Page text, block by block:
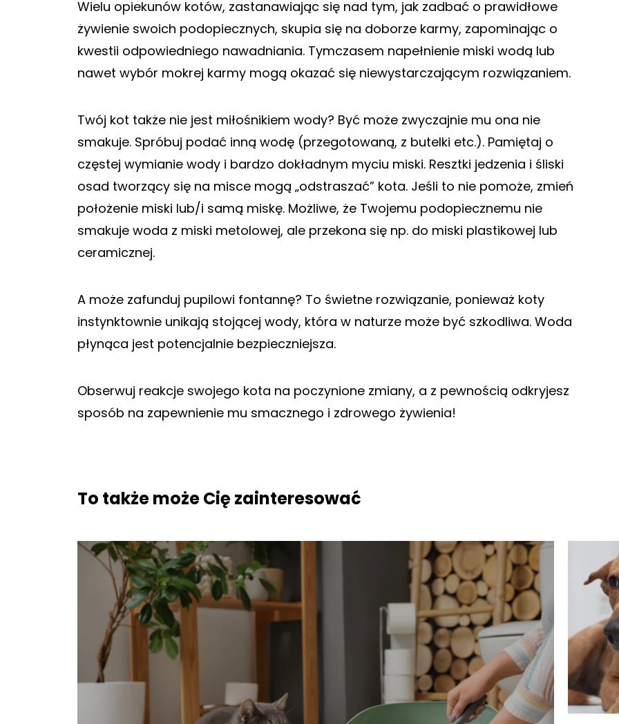
Wielu opiekunów kotów, zastanawiając się nad tym, jak zadbać o prawidłowe
żywienie swoich podopiecznych, skupia się na doborze karmy, zapominając o
kwestii odpowiedniego nawadniania. Tymczasem napełnienie miski wodą lub
nawet wybór mokrej karmy mogą okazać się niewystarczającym rozwiązaniem.
Twój kot także nie jest miłośnikiem wody? Być może zwyczajnie mu ona nie
smakuje. Spróbuj podać inną wodę (przegotowaną, z butelki etc.). Pamiętaj o
częstej wymianie wody i bardzo dokładnym myciu miski. Resztki jedzenia i śliski
osad tworzący się na misce mogą „odstraszać” kota. Jeśli to nie pomoże, zmień
położenie miski lub/i samą miskę. Możliwe, że Twojemu podopiecznemu nie
smakuje woda z miski metolowej, ale przekona się np. do miski plastikowej lub
ceramicznej.
A może zafunduj pupilowi fontannę? To świetne rozwiązanie, ponieważ koty
instynktownie unikają stojącej wody, która w naturze może być szkodliwa. Woda
płynąca jest potencjalnie bezpieczniejsza.
Obserwuj reakcje swojego kota na poczynione zmiany, a z pewnością odkryjesz
sposób na zapewnienie mu smacznego i zdrowego żywienia!
To także może Cię zainteresować